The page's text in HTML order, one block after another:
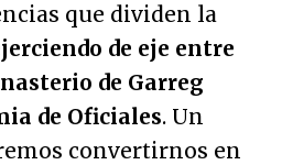
que dividen la
de eje entre
de Garreg
de Oficiales. Un
convertirnos en